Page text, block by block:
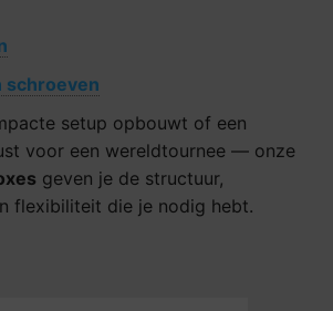
schroeven
setup opbouwt of een
voor een wereldtournee — onze
geven je de structuur,
flexibiliteit die je nodig hebt.